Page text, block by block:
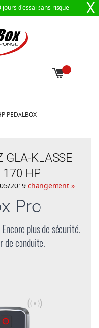
jours d'essai sans risque X
PEDALBOX
GLA-KLASSE
170 HP
2019 changement »
Pro
plus de sécurité.
de conduite.